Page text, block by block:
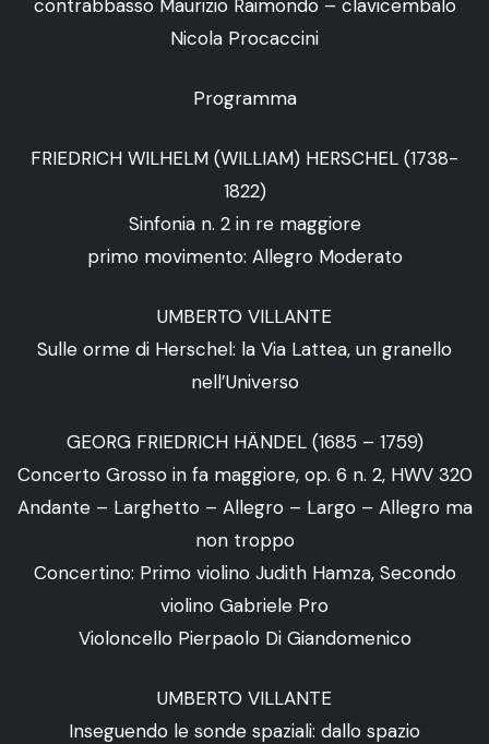
contrabbasso Maurizio Raimondo – clavicembalo
Nicola Procaccini
Programma
FRIEDRICH WILHELM (WILLIAM) HERSCHEL (1738-
1822)
Sinfonia n. 2 in re maggiore
primo movimento: Allegro Moderato
UMBERTO VILLANTE
Sulle orme di Herschel: la Via Lattea, un granello
nell’Universo
GEORG FRIEDRICH HÄNDEL (1685 – 1759)
Concerto Grosso in fa maggiore, op. 6 n. 2, HWV 320
Andante – Larghetto – Allegro – Largo – Allegro ma
non troppo
Concertino: Primo violino Judith Hamza, Secondo
violino Gabriele Pro
Violoncello Pierpaolo Di Giandomenico
UMBERTO VILLANTE
Inseguendo le sonde spaziali: dallo spazio